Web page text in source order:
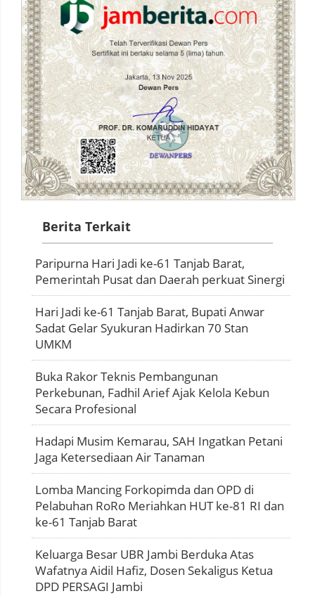
Berita Terkait
Paripurna Hari Jadi ke-61 Tanjab Barat,
Pemerintah Pusat dan Daerah perkuat Sinergi
Hari Jadi ke-61 Tanjab Barat, Bupati Anwar
Sadat Gelar Syukuran Hadirkan 70 Stan
UMKM
Buka Rakor Teknis Pembangunan
Perkebunan, Fadhil Arief Ajak Kelola Kebun
Secara Profesional
Hadapi Musim Kemarau, SAH Ingatkan Petani
Jaga Ketersediaan Air Tanaman
Lomba Mancing Forkopimda dan OPD di
Pelabuhan RoRo Meriahkan HUT ke-81 RI dan
ke-61 Tanjab Barat
Keluarga Besar UBR Jambi Berduka Atas
Wafatnya Aidil Hafiz, Dosen Sekaligus Ketua
DPD PERSAGI Jambi